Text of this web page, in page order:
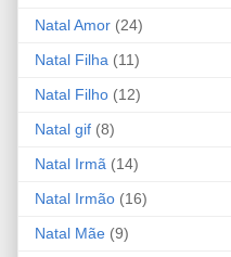
Natal Amor (24)
Natal Filha (11)
Natal Filho (12)
Natal gif (8)
Natal Irmã (14)
Natal Irmão (16)
Natal Mãe (9)